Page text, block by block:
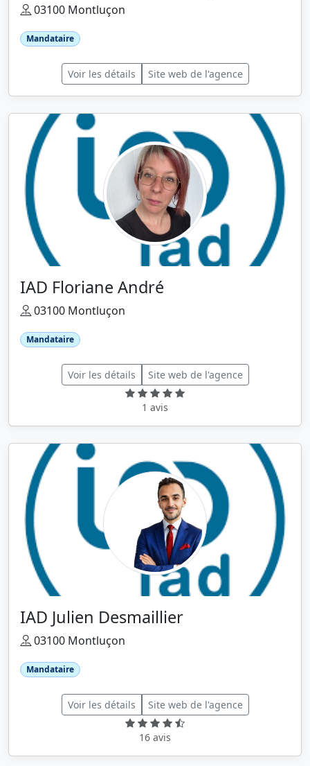
03100 Montluçon
Mandataire
Voir les détails Site web de l'agence
IAD Floriane André
03100 Montluçon
Mandataire
Voir les détails Site web de l'agence
1 avis
IAD Julien Desmaillier
03100 Montluçon
Mandataire
Voir les détails Site web de l'agence
16 avis